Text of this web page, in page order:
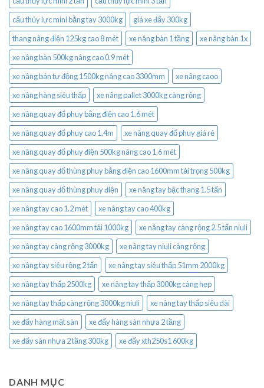
cẩu thủy lực mini bằng tay 3000kg
giá xe đẩy 300kg
thang nâng điện 125kg cao 8 mét
xe nâng bàn 1 tầng
xe nâng bàn 1x
xe nâng bàn 500kg nâng cao 0.9 mét
xe nâng bán tự động 1500kg nâng cao 3300mm
xe nâng caoo
xe nâng hàng siêu thấp
xe nâng pallet 3000kg càng rộng
xe nâng quay đổ phuy bằng điện cao 1.6 mét
xe nâng quay đổ phuy cao 1.4m
xe nâng quay đổ phuy giá rẻ
xe nâng quay đổ phuy điện 500kg nâng cao 1.6 mét
xe nâng quay đổ thùng phuy bằng điện cao 1600mm tải trọng 500kg
xe nâng quay đổ thùng phuy điện
xe nâng tay bậc thang 1.5 tấn
xe nâng tay cao 1.2 mét
xe nâng tay cao 400kg
xe nâng tay cao 1600mm tải 1000kg
xe nâng tay càng rộng 2.5 tấn niuli
xe nâng tay càng rộng 3000kg
xe nâng tay niuli càng rộng
xe nâng tay siêu rộng 2 tấn
xe nâng tay siêu thấp 51mm 2000kg
xe nâng tay thấp 2500kg
xe nâng tay thấp 3000kg càng hẹp
xe nâng tay thấp càng rộng 3000kg niuli
xe nâng tay thấp siêu dài
xe đẩy hàng mặt sàn
xe đẩy hàng sàn nhựa 2 tầng
xe đẩy sàn nhựa 2 tầng 300kg
xe đẩy xth250s1 600kg
DANH MỤC